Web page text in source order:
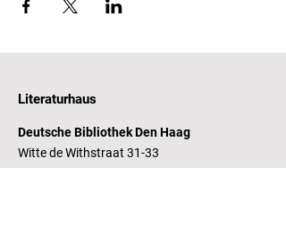
Literaturhaus
Deutsche Bibliothek Den Haag
Witte de Withstraat 31-33